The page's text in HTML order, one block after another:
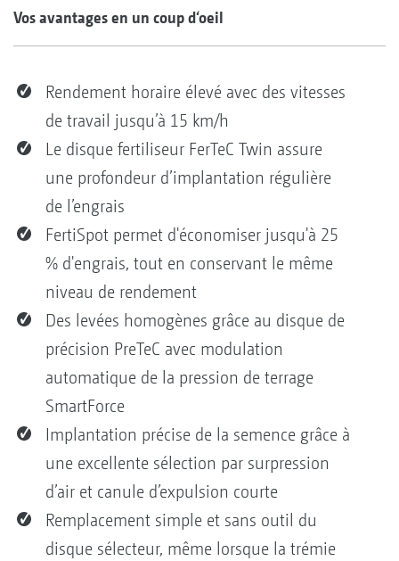
Vos avantages en un coup d‘oeil
Rendement horaire élevé avec des vitesses
de travail jusqu’à 15 km/h
Le disque fertiliseur FerTeC Twin assure
une profondeur d’implantation régulière
de l’engrais
FertiSpot permet d'économiser jusqu'à 25
% d'engrais, tout en conservant le même
niveau de rendement
Des levées homogènes grâce au disque de
précision PreTeC avec modulation
automatique de la pression de terrage
SmartForce
Implantation précise de la semence grâce à
une excellente sélection par surpression
d’air et canule d’expulsion courte
Remplacement simple et sans outil du
disque sélecteur, même lorsque la trémie